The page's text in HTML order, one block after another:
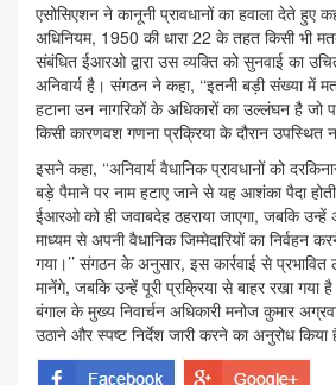
एसोसिएशन ने कानूनी प्रावधानों का हवाला देते हुए
अधिनियम, 1950 की धारा 22 के तहत किसी भी
संबंधित ईआरओ द्वारा उस व्यक्ति को सुनवाई का
अनिवार्य है। संगठन ने कहा, ‘‘इतनी बड़ी संख्या में
हटाना उन नागरिकों के अधिकारों का उल्लंघन है
किसी कारणवश गणना प्रक्रिया के दौरान उपस्थित
इसने कहा, ‘‘अनिवार्य वैधानिक प्रावधानों को
बड़े पैमाने पर नाम हटाए जाने से यह आशंका पैदा
ईआरओ को ही जवाबदेह ठहराया जाएगा, जबकि उन्हें
माध्यम से अपनी वैधानिक जिम्मेदारियों का निर्वहन
गया।’’ संगठन के अनुसार, इस कार्रवाई से
मानेंगे, जबकि उन्हें पूरी प्रक्रिया से बाहर रखा गया
बंगाल के मुख्य निवार्चन अधिकारी मनोज कुमार
उठाने और स्पष्ट निर्देश जारी करने का अनुरोध किया